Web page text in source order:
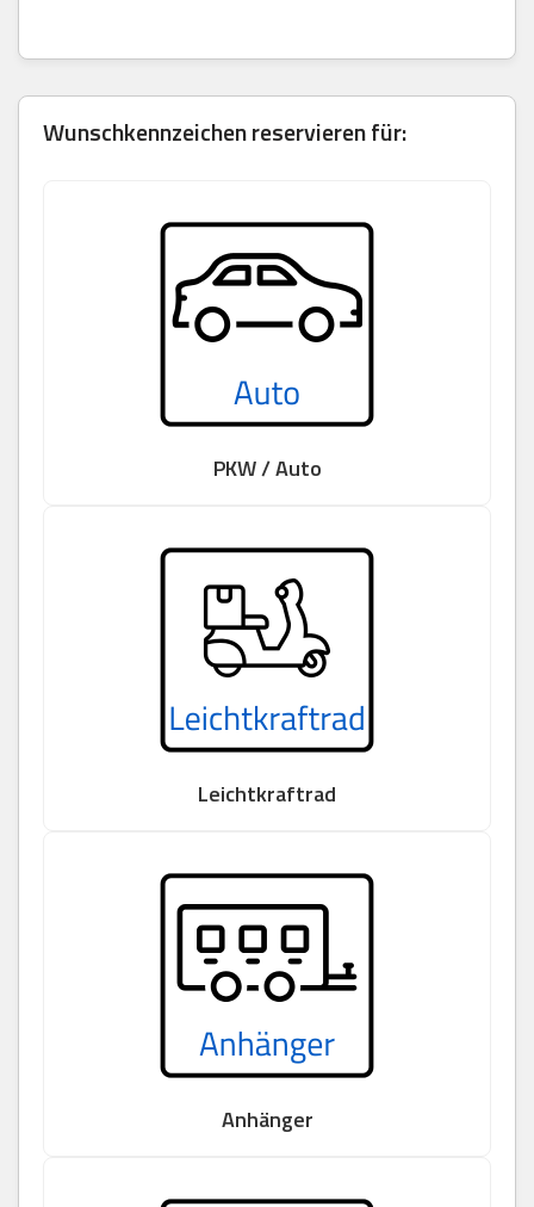
Wunschkennzeichen reservieren für:
PKW / Auto
Leichtkraftrad
Anhänger